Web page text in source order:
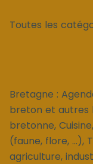
Toutes les
Bretagne :
breton et autres
bretonne,
(faune, flore, ...),
agriculture,